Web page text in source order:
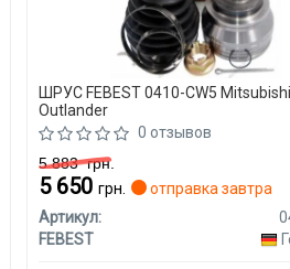
ШРУС FEBEST 0410-CW5 Mitsubishi
Outlander
0 отзывов
5 883грн.
5 650грн.
отправка завтра
Артикул:
FEBEST